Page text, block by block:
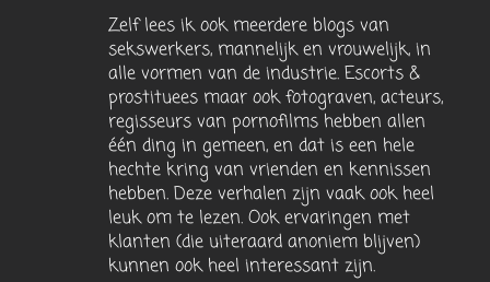
Zelf lees ik ook meerdere blogs van
sekswerkers, mannelijk en vrouwelijk, in
alle vormen van de industrie. Escorts &
prostituees maar ook fotograven, acteurs,
regisseurs van pornofilms hebben allen
één ding in gemeen, en dat is een hele
hechte kring van vrienden en kennissen
hebben. Deze verhalen zijn vaak ook heel
leuk om te lezen. Ook ervaringen met
klanten (die uiteraard anoniem blijven)
kunnen ook heel interessant zijn.